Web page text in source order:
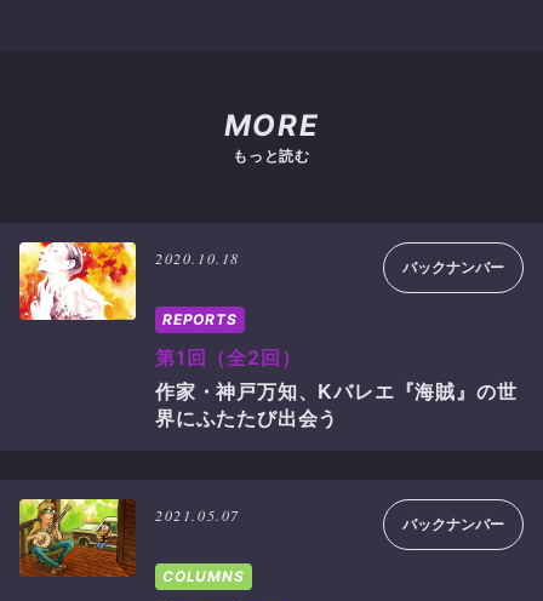
MORE
もっと読む
2020.10.18 バックナンバー
REPORTS
第1回（全2回）
作家・神戸万知、Kバレエ『海賊』の世
界にふたたび出会う
2021.05.07 バックナンバー
COLUMNS